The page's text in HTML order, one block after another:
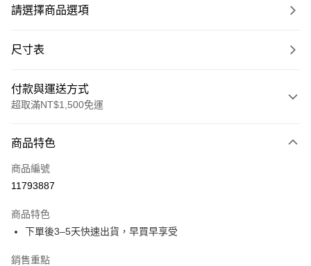
請選擇商品選項
尺寸表
付款與運送方式
超取滿NT$1,500免運
信用卡一次付款
LINE Pay
街口支付
悠遊付
商品特色
商品編號
11793887
商品特色
下單後3–5天快速出貨，早買早享受
銷售重點